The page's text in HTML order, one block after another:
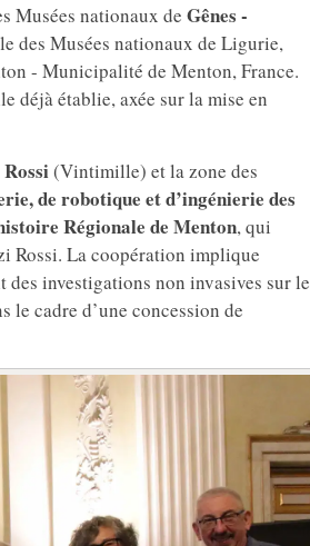
Musées nationaux de Gênes -
des Musées nationaux de Ligurie,
- Municipalité de Menton, France.
déjà établie, axée sur la mise en
(Vintimille) et la zone des
de robotique et d’ingénierie des
Régionale de Menton, qui
Rossi. La coopération implique
investigations non invasives sur le
le cadre d’une concession de